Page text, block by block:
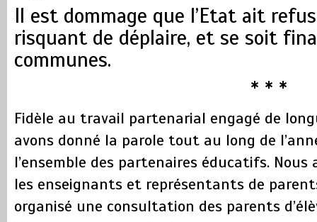
Il est dommage que l’Etat ait
risquant de déplaire, et se soit
communes.
* * *
Fidèle au travail partenarial engagé de
avons donné la parole tout au long de
l’ensemble des partenaires éducatifs. Nous
les enseignants et représentants de
organisé une consultation des parents